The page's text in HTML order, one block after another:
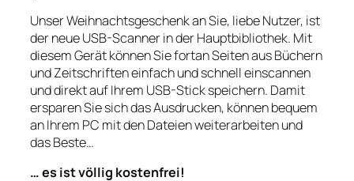
Unser Weihnachtsgeschenk an Sie, liebe Nutzer, ist
der neue USB-Scanner in der Hauptbibliothek. Mit
diesem Gerät können Sie fortan Seiten aus Büchern
und Zeitschriften einfach und schnell einscannen
und direkt auf Ihrem USB-Stick speichern. Damit
ersparen Sie sich das Ausdrucken, können bequem
an Ihrem PC mit den Dateien weiterarbeiten und
das Beste…
… es ist völlig kostenfrei!